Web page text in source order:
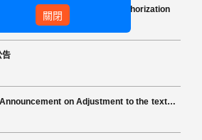
Grade Inquiry Access and Authorization
告
on Adjustment to the text of
關閉